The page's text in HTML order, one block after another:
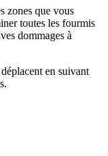
zones que vous
toutes les fourmis
dommages à
en suivant